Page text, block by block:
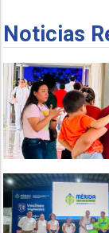
Noticias